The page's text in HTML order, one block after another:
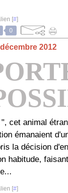
[#]
0
2012
cet animal
émanaient
la décision
habitude,
[#]